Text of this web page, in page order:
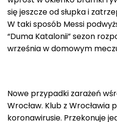
się jeszcze od słupka i
W taki sposób Messi
“Duma Katalonii” sezon
września w domowym
Nowe przypadki zarażeń
Wrocław. Klub z Wrocławia
koronawirusie. Przekonuje